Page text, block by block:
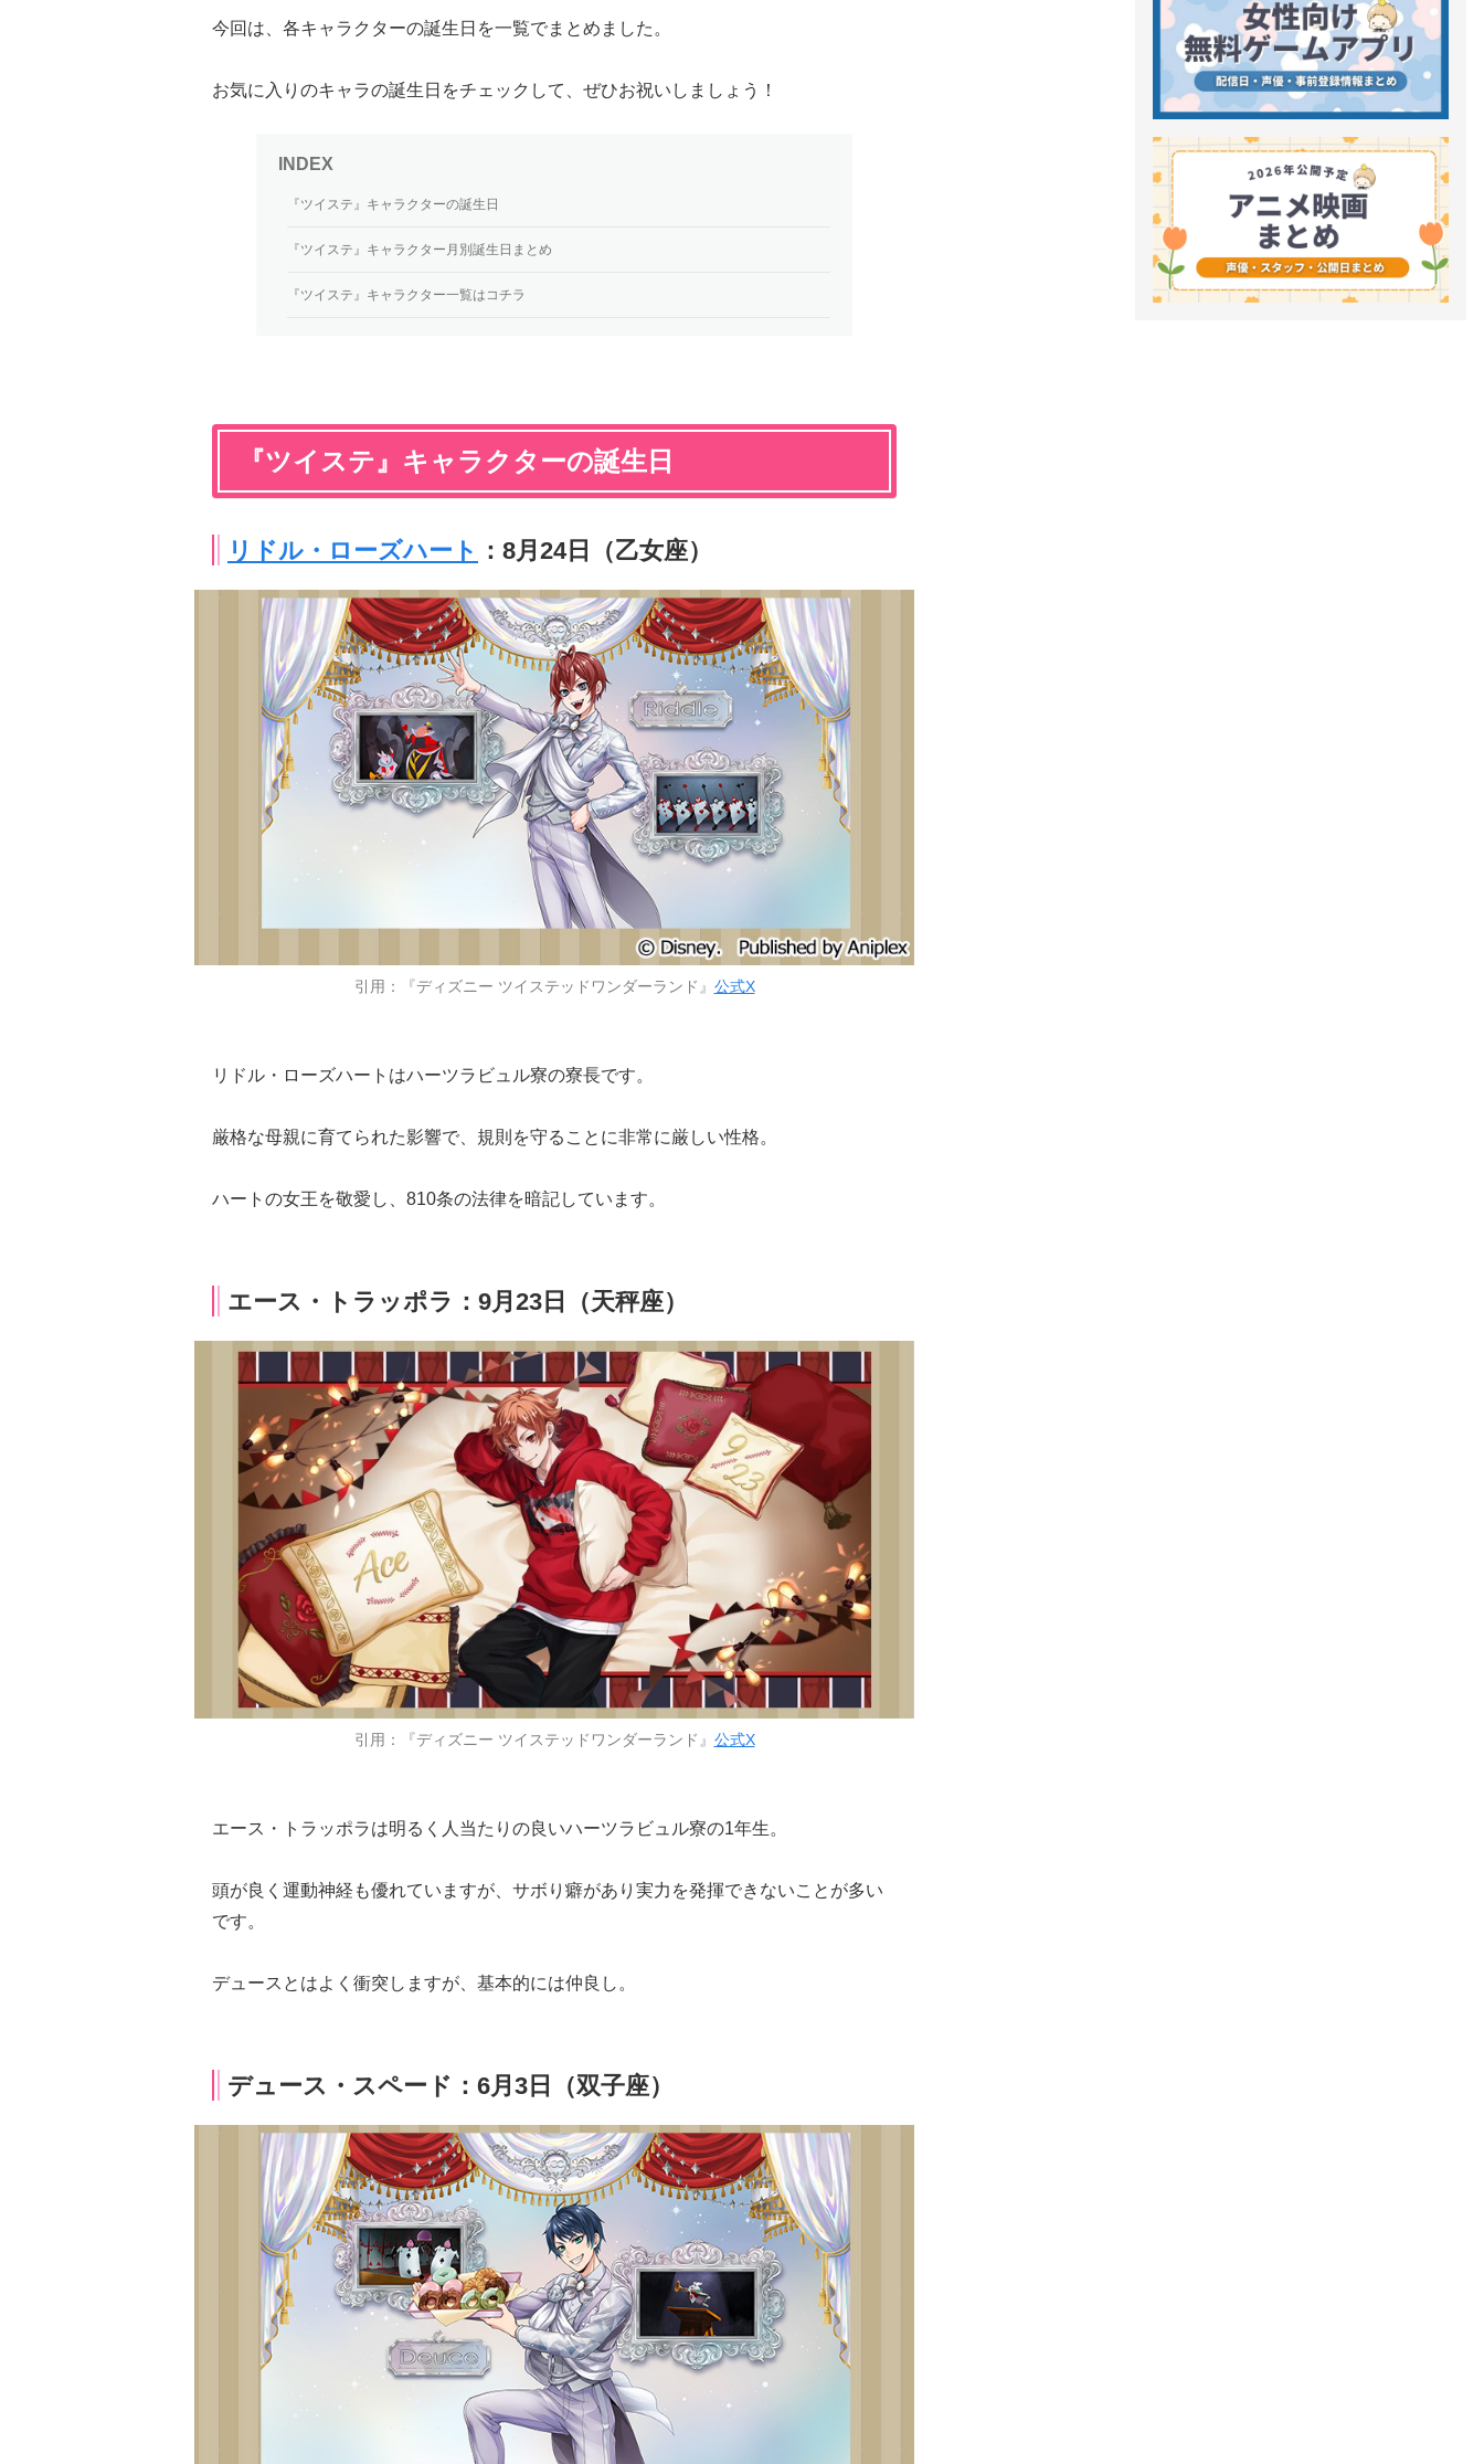
今回は、各キャラクターの誕生日を一覧でまとめました。
お気に入りのキャラの誕生日をチェックして、ぜひお祝いしましょう！
『ツイステ』キャラクターの誕生日
『ツイステ』キャラクター月別誕生日まとめ
『ツイステ』キャラクター一覧はコチラ
『ツイステ』キャラクターの誕生日
リドル・ローズハート ：8月24日（乙女座）
引用：『ディズニー ツイステッドワンダーランド』 公式X
リドル・ローズハートはハーツラビュル寮の寮長です。
厳格な母親に育てられた影響で、規則を守ることに非常に厳しい性格。
ハートの女王を敬愛し、810条の法律を暗記しています。
エース・トラッポラ：9月23日（天秤座）
引用：『ディズニー ツイステッドワンダーランド』 公式X
エース・トラッポラは明るく人当たりの良いハーツラビュル寮の1年生。
頭が良く運動神経も優れていますが、サボり癖があり実力を発揮できないことが多い
です。
デュースとはよく衝突しますが、基本的には仲良し。
デュース・スペード：6月3日（双子座）